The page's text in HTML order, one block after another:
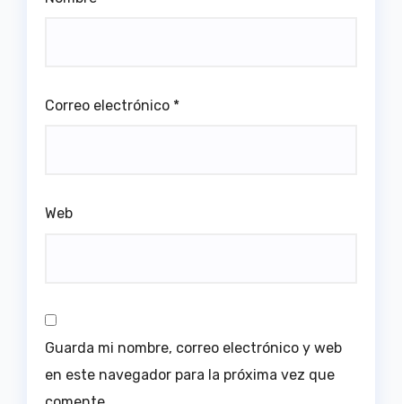
Correo electrónico *
Web
Guarda mi nombre, correo electrónico y web
en este navegador para la próxima vez que